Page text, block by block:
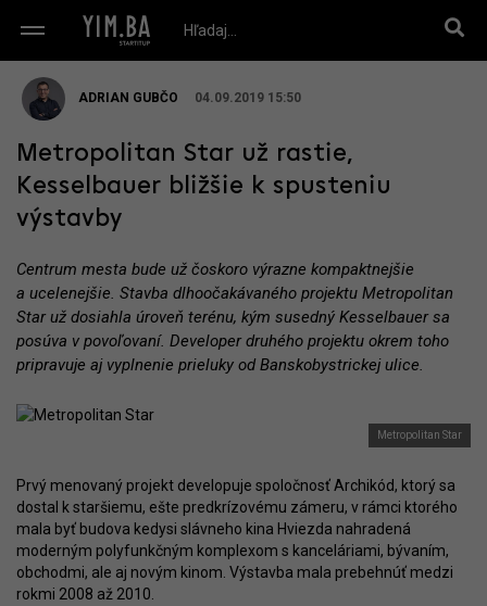
ADRIAN GUBČO 04.09.2019 15:50
Metropolitan Star už rastie,
Kesselbauer bližšie k spusteniu
výstavby
Centrum mesta bude už čoskoro výrazne kompaktnejšie
a ucelenejšie. Stavba dlhoočakávaného projektu Metropolitan
Star už dosiahla úroveň terénu, kým susedný Kesselbauer sa
posúva v povoľovaní. Developer druhého projektu okrem toho
pripravuje aj vyplnenie prieluky od Banskobystrickej ulice.
Metropolitan Star
Prvý menovaný projekt developuje spoločnosť Archikód, ktorý sa
dostal k staršiemu, ešte predkrízovému zámeru, v rámci ktorého
mala byť budova kedysi slávneho kina Hviezda nahradená
moderným polyfunkčným komplexom s kanceláriami, bývaním,
obchodmi, ale aj novým kinom. Výstavba mala prebehnúť medzi
rokmi 2008 až 2010.